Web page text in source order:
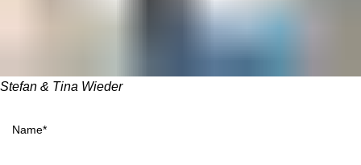
Stefan & Tina Wieder